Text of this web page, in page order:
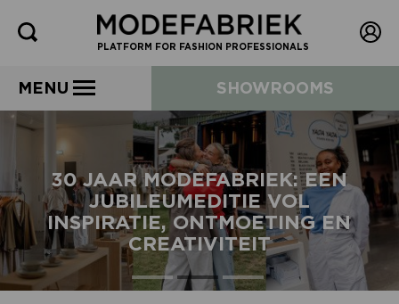
PLATFORM FOR FASHION PROFESSIONALS
MENU SHOWROOMS
30 JAAR MODEFABRIEK: EEN
JUBILEUMEDITIE VOL
INSPIRATIE, ONTMOETING EN
CREATIVITEIT